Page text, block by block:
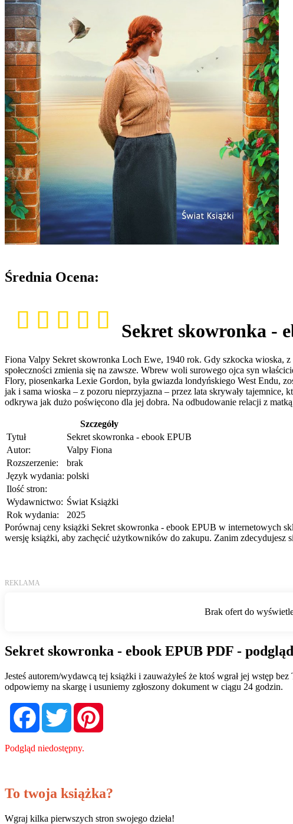
Średnia Ocena:
Sekret skowronka -
Fiona Valpy Sekret skowronka Loch Ewe, 1940 rok. Gdy szkocka wioska,
społeczności zmienia się na zawsze. Wbrew woli surowego ojca syn
Flory, piosenkarka Lexie Gordon, była gwiazda londyńskiego West Endu,
jak i sama wioska – z pozoru nieprzyjazna – przez lata skrywały tajemnice,
odkrywa jak dużo poświęcono dla jej dobra. Na odbudowanie relacji z
Szczegóły
Tytuł
Sekret skowronka - ebook EPUB
Autor:
Valpy Fiona
Rozszerzenie:
brak
Język wydania: polski
Ilość stron:
Wydawnictwo: Świat Książki
Rok wydania:
2025
Porównaj ceny książki Sekret skowronka - ebook EPUB w internetowych
wersję książki, aby zachęcić użytkowników do zakupu. Zanim zdecydujesz
Sekret skowronka - ebook EPUB PDF -
Jesteś autorem/wydawcą tej książki i zauważyłeś że ktoś wgrał jej wstęp
odpowiemy na skargę i usuniemy zgłoszony dokument w ciągu 24 godzin.
FacebookTwitter
Podgląd niedostępny.
To twoja książka?
Wgraj kilka pierwszych stron swojego dzieła!